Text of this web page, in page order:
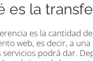
es la
es la cantidad
web, es decir, a
servicios podrá dar.